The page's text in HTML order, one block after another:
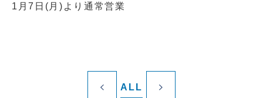
1月7日(月)より通常営業
ALL